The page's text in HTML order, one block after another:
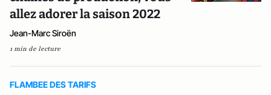
allez adorer la saison 2022
Jean-Marc Siroën
1 min de lecture
FLAMBEE DES TARIFS